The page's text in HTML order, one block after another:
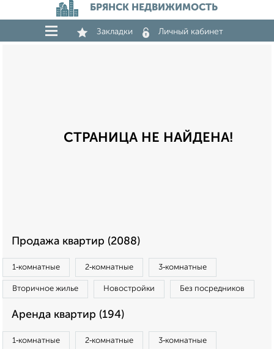
БРЯНСК НЕДВИЖИМОСТЬ
Закладки Личный кабинет
СТРАНИЦА НЕ НАЙДЕНА!
Продажа квартир (2088)
1‑комнатные 2‑комнатные 3‑комнатные
Вторичное жилье Новостройки Без посредников
Аренда квартир (194)
1‑комнатные 2‑комнатные 3‑комнатные